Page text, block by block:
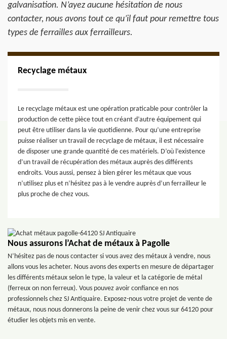
galvanisation. N’ayez aucune hésitation de nous
contacter, nous avons tout ce qu’il faut pour remettre tous
types de ferrailles aux ferrailleurs.
Recyclage métaux
Le recyclage métaux est une opération praticable pour contrôler la
production de cette pièce tout en créant d’autre équipement qui
peut être utiliser dans la vie quotidienne. Pour qu’une entreprise
puisse réaliser un travail de recyclage de métaux, il est nécessaire
de disposer une grande quantité de ces matériels. D’où l’existence
d’un travail de récupération des métaux auprès des différents
endroits. Vous aussi, pensez à bien gérer les métaux que vous
n’utilisez plus et n’hésitez pas à le vendre auprès d’un ferrailleur le
plus proche de chez vous.
Nous assurons l’Achat de métaux à Pagolle
N’hésitez pas de nous contacter si vous avez des métaux à vendre, nous
allons vous les acheter. Nous avons des experts en mesure de départager
les différents métaux selon le type, la valeur et la catégorie de métal
(ferreux on non ferreux). Vous pouvez avoir confiance en nos
professionnels chez SJ Antiquaire. Exposez-nous votre projet de vente de
métaux, nous nous donnerons la peine de venir chez vous sur 64120 pour
étudier les objets mis en vente.